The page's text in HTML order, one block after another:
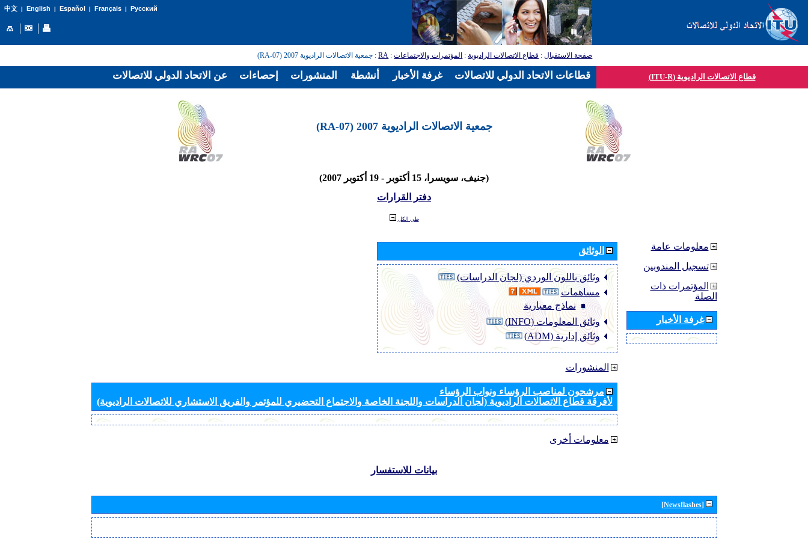
中文| English | Español | Français| Русский
صفحة الاستقبال: قطاع الاتصالات الراديوية: المؤتمرات والاجتماعات:
RA: جمعية الاتصالات الراديوية 2007 (RA-07)
قطاع الاتصالات الراديوية (ITU-R)
جمعية الاتصالات الراديوية 2007 (RA-07)
(جنيف، سويسرا، 15 أكتوبر - 19 أكتوبر 2007)
دفتر القرارات
طي الكل
الوثائق
وثائق باللون الوردي (لجان الدراسات)
مساهمات
نماذج معيارية
وثائق المعلومات (INFO)
وثائق إدارية (ADM)
المنشورات
مرشحون لمناصب الرؤساء ونواب الرؤساء
لأفرقة قطاع الاتصالات الراديوية (لجان الدراسات واللجنة الخاصة والاجتماع التحضيري للمؤتمر والفريق الاستشاري للاتصالات الراديوية)
معلومات أخرى
معلومات عامة
تسجيل المندوبين
المؤتمرات ذات
الصلة
غرفة الأخبار
بيانات للاستفسار
[Newsflashes]
عن الاتحاد الدولي للاتصالات إحصاءات المنشورات أنشطة غرفة الأخبار قطاعات الاتحاد الدولي للاتصالات